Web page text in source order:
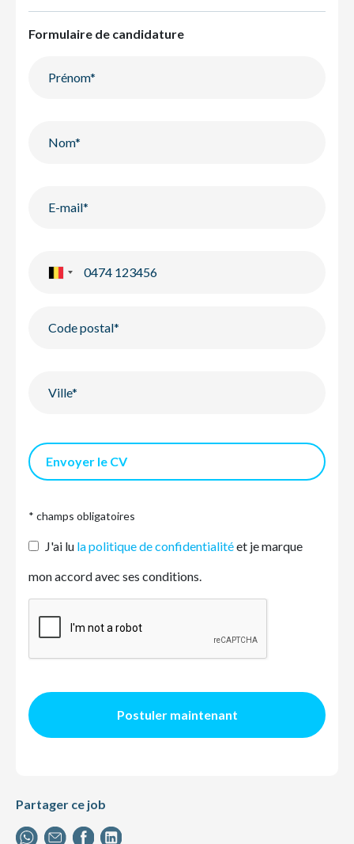
Formulaire de candidature
Envoyer le CV
* champs obligatoires
J'ai lu la politique de confidentialitéet je marque
mon accord avec ses conditions.
Postuler maintenant
Partager ce job